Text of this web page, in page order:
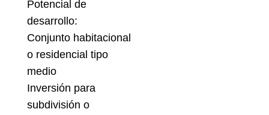
Potencial de
desarrollo:
Conjunto habitacional
o residencial tipo
medio
Inversión para
subdivisión o